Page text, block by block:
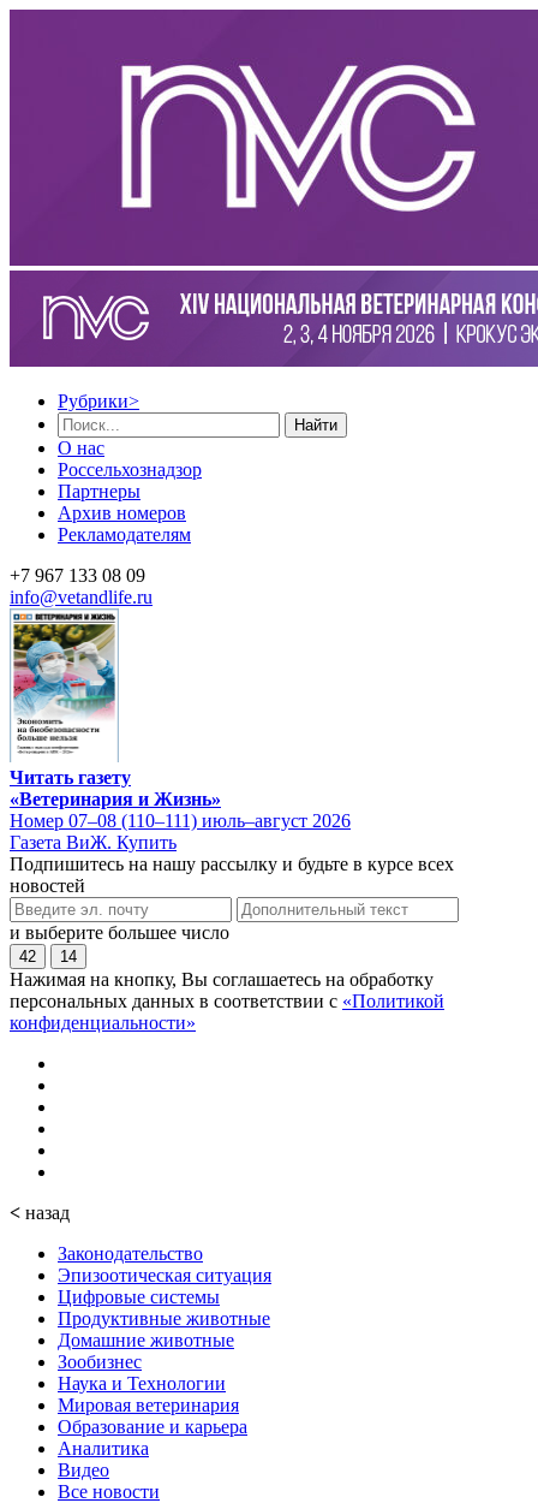
Рубрики>
Найти
О нас
Россельхознадзор
Партнеры
Архив номеров
Рекламодателям
+7 967 133 08 09
info@vetandlife.ru
Читать газету
«Ветеринария и Жизнь»
Номер 07–08 (110–111) июль–август 2026
Газета ВиЖ. Купить
Подпишитесь на нашу рассылку и будьте в курсе всех
новостей
и выберите большее число
42 14
Нажимая на кнопку, Вы соглашаетесь на обработку
персональных данных в соответствии с «Политикой
конфиденциальности»
< назад
Законодательство
Эпизоотическая ситуация
Цифровые системы
Продуктивные животные
Домашние животные
Зообизнес
Наука и Технологии
Мировая ветеринария
Образование и карьера
Аналитика
Видео
Все новости